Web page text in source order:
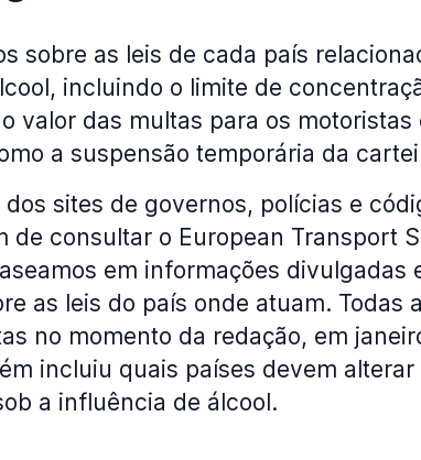
sobre as leis de cada país
incluindo o limite de
valor das multas para os motoristas
a suspensão temporária da
dos sites de governos, polícias e
de consultar o European Transport
em informações divulgadas
as leis do país onde atuam. Todas
no momento da redação, em
incluiu quais países devem
a influência de álcool.